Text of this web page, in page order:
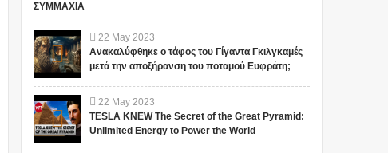
ΣΥΜΜΑΧΙΑ
22 May 2023
Ανακαλύφθηκε ο τάφος του Γίγαντα Γκιλγκαμές
μετά την αποξήρανση του ποταμού Ευφράτη;
22 May 2023
TESLA KNEW The Secret of the Great Pyramid:
Unlimited Energy to Power the World